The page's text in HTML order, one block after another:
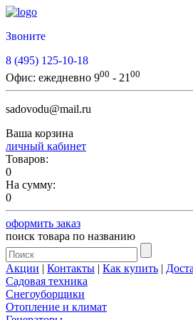
Звоните
8 (495) 125-10-18
Офис: ежедневно 900 - 21 00
sadovodu@mail.ru
Ваша корзина
личный кабинет
Товаров:
0
На сумму:
0
оформить заказ
поиск товара по названию
Акции | Контакты | Как купить |
Садовая техника
Снегоуборщики
Отопление и климат